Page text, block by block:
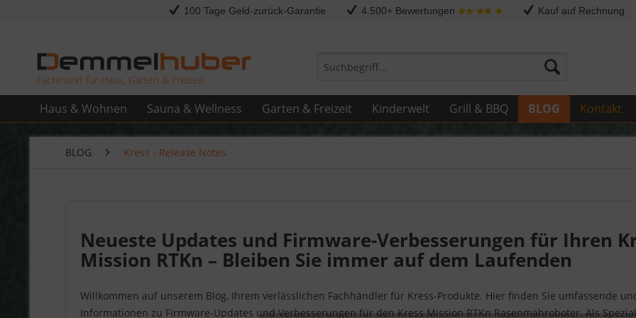
100 Tage Geld-zurück-Garantie 4.500+ Bewertungen Kauf auf Rechnung
Fachmarkt für Haus, Garten & Freizeit
Haus & Wohnen Sauna & Wellness Garten & Freizeit Kinderwelt Grill & BBQ BLOG Kontakt
BLOG Kress - Release Notes
Neueste Updates und Firmware-Verbesserungen für Ihren
Mission RTKn – Bleiben Sie immer auf dem Laufenden
Willkommen auf unserem Blog, Ihrem verlässlichen Fachhändler für Kress-Produkte. Hier finden Sie umfassende
Informationen zu Firmware-Updates und Verbesserungen für den Kress Mission RTKn Rasenmähroboter. Als